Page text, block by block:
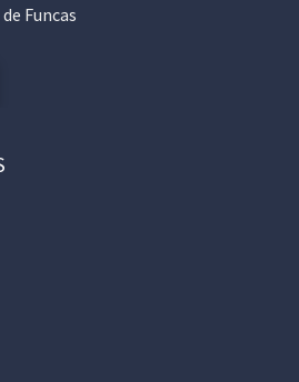
Funcas